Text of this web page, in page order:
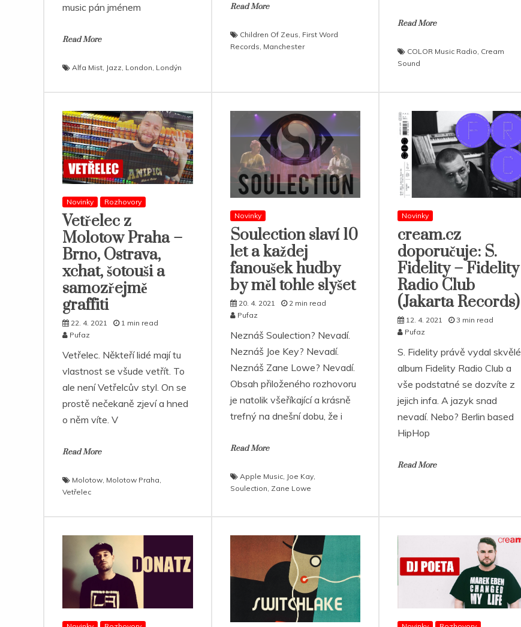
music pán jménem
Read More
Alfa Mist Jazz London Londýn
Read More
Children Of Zeus First Word
Records Manchester
Read More
COLOR Music Radio Cream
Sound
Novinky Rozhovory
Vetřelec z
Molotow Praha –
Brno, Ostrava,
xchat, šotouši a
samozřejmě
graffiti
22. 4. 2021
1 min read
Pufaz
Vetřelec. Někteří lidé mají tu
vlastnost se všude vetřít. To
ale není Vetřelcův styl. On se
prostě nečekaně zjeví a hned
o něm víte. V
Read More
Molotow Molotow Praha
Vetřelec
Novinky
Soulection slaví 10
let a každej
fanoušek hudby
by měl tohle slyšet
20. 4. 2021
2 min read
Pufaz
Neznáš Soulection? Nevadí.
Neznáš Joe Key? Nevadí.
Neznáš Zane Lowe? Nevadí.
Obsah přiloženého rozhovoru
je natolik všeříkající a krásně
trefný na dnešní dobu, že i
Read More
Apple Music, Joe Kay,
Soulection Zane Lowe
Novinky
cream.cz
doporučuje: S.
Fidelity – Fidelity
Radio Club
(Jakarta Records)
12. 4. 2021
3 min read
Pufaz
S. Fidelity právě vydal skvělé
album Fidelity Radio Club a
vše podstatné se dozvíte z
jejich infa. A jazyk snad
nevadí. Nebo? Berlin based
HipHop
Read More